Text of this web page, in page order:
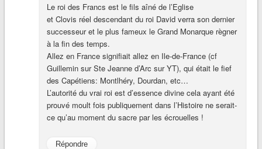
Le roi des Francs est le fils aîné de l’Eglise
et Clovis réel descendant du roi David verra son dernier
successeur et le plus fameux le Grand Monarque règner
à la fin des temps.
Allez en France signifiait allez en Ile-de-France (cf
Guillemin sur Ste Jeanne d’Arc sur YT), qui était le fief
des Capétiens: Montlhéry, Dourdan, etc…
L’autorité du vrai roi est d’essence divine cela ayant été
prouvé moult fois publiquement dans l’Histoire ne serait-
ce qu’au moment du sacre par les écrouelles !
Répondre